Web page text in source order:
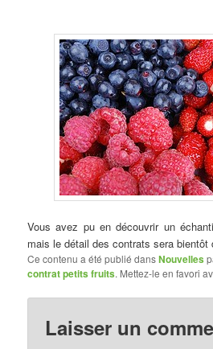
Vous avez pu en découvrir un
mais le détail des contrats sera bientôt
Ce contenu a été publié dansNouvelles
contrat petits fruits. Mettez-le en favori
Laisser un